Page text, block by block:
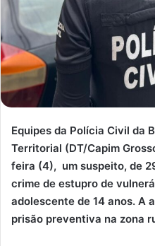
Equipes da Polícia Civil da
Territorial (DT/Capim
feira (4), um suspeito, de
crime de estupro de
adolescente de 14 anos. A
prisão preventiva na zona